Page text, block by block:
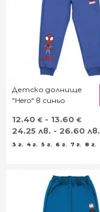
Детско долнище
"Hero" в синьо
12.40 € - 13.60 €
24.25 лв. - 26.60 лв.
3 г. 4 г. 5 г. 6 г. 7 г. 8 г.